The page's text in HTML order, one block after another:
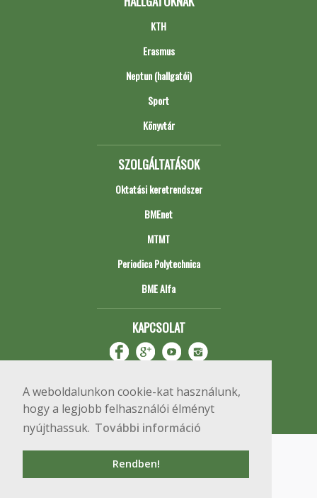
A weboldalunkon cookie-kat használunk,
hogy a legjobb felhasználói élményt
nyújthassuk. További információ
Rendben!
KTH
Erasmus
Neptun (hallgatói)
Sport
Könyvtár
SZOLGÁLTATÁSOK
Oktatási keretrendszer
BMEnet
MTMT
Periodica Polytechnica
BME Alfa
KAPCSOLAT
Copyright © 2020 BME Építőmérnöki Kar
1111 Budapest, Műegyetem rkp. 3.